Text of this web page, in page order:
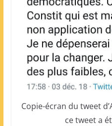
Copie-écran du tweet
ce tweet a